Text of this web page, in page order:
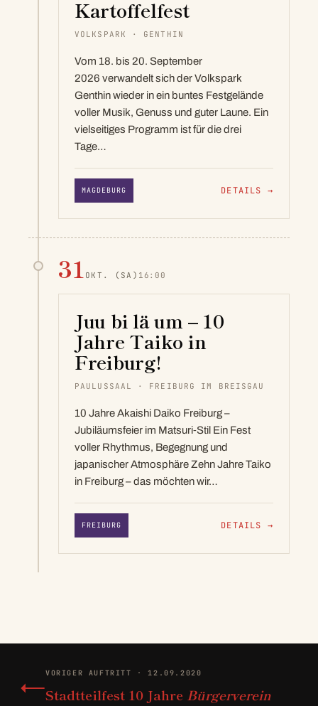
Kartoffelfest
VOLKSPARK · GENTHIN
Vom 18. bis 20. September
2026 verwandelt sich der Volkspark
Genthin wieder in ein buntes Festgelände
voller Musik, Genuss und guter Laune. Ein
vielseitiges Programm ist für die drei
Tage…
MAGDEBURG DETAILS →
31 OKT. (SA) 16:00
Juu bi lä um – 10
Jahre Taiko in
Freiburg!
PAULUSSAAL · FREIBURG IM BREISGAU
10 Jahre Akaishi Daiko Freiburg –
Jubiläumsfeier im Matsuri‑Stil Ein Fest
voller Rhythmus, Begegnung und
japanischer Atmosphäre Zehn Jahre Taiko
in Freiburg – das möchten wir…
FREIBURG DETAILS →
←VORIGER AUFTRITT · 12.09.2020
Stadtteilfest 10 Jahre Bürgerverein